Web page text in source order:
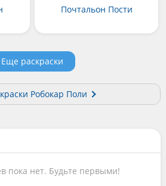
Почтальон Пости
Еще раскраски
Робокар Поли
пока нет. Будьте первыми!